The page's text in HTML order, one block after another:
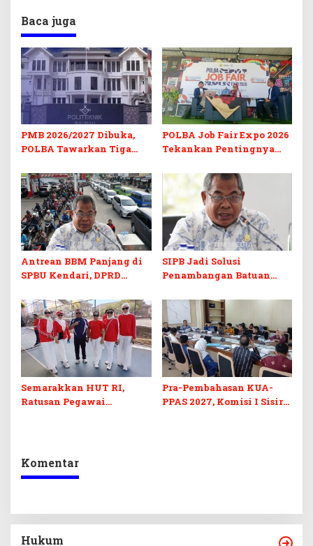
Baca juga
PMB 2026/2027 Dibuka,
POLBA Tawarkan Tiga
Kuliah Gratis
POLBA Job Fair Expo 2026
Tekankan Pentingnya
Digital
Antrean BBM Panjang di
SPBU Kendari, DPRD
Barcode Curang
SIPB Jadi Solusi
Penambangan Batuan
di Sultra
Semarakkan HUT RI,
Ratusan Pegawai
Pra-Pembahasan KUA-
PPAS 2027, Komisi I Sisir
Komentar
Hukum